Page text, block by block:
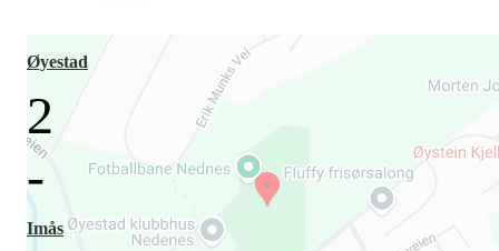
Øyestad
2
-
Imås